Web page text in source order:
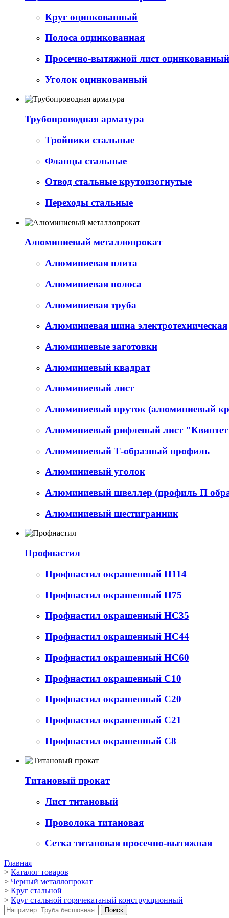
Круг оцинкованный
Полоса оцинкованная
Просечно-вытяжной лист
Уголок оцинкованный
Трубопроводная арматура
Тройники стальные
Фланцы стальные
Отвод стальные крутоизогнутые
Переходы стальные
Алюминиевый металлопрокат
Алюминиевая плита
Алюминиевая полоса
Алюминиевая труба
Алюминиевая шина электротехническая
Алюминиевые заготовки
Алюминиевый квадрат
Алюминиевый лист
Алюминиевый пруток (алюминиевый
Алюминиевый рифленый лист
Алюминиевый Т-образный профиль
Алюминиевый уголок
Алюминиевый швеллер (профиль П
Алюминиевый шестигранник
Профнастил
Профнастил окрашенный Н114
Профнастил окрашенный Н75
Профнастил окрашенный НС35
Профнастил окрашенный НС44
Профнастил окрашенный НС60
Профнастил окрашенный С10
Профнастил окрашенный С20
Профнастил окрашенный С21
Профнастил окрашенный С8
Титановый прокат
Лист титановый
Проволока титановая
Сетка титановая просечно-вытяжная
Главная
> Каталог товаров
> Черный металлопрокат
> Круг стальной
> Круг стальной горячекатаный конструкционный